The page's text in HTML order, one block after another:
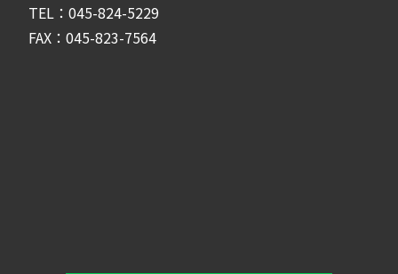
TEL：045-824-5229
FAX：045-823-7564